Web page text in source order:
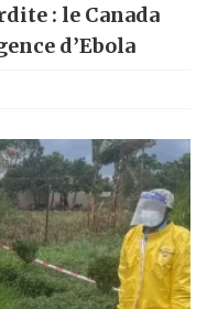
: le Canada
d’Ebola